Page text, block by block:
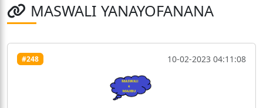
MASWALI YANAYOFANANA
#248 10-02-2023 04:11:08